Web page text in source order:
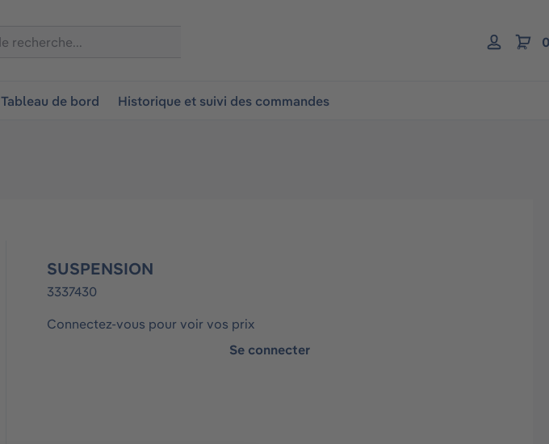
Tableau de bord Historique et suivi des commandes
SUSPENSION
3337430
Connectez-vous pour voir vos prix
Se connecter